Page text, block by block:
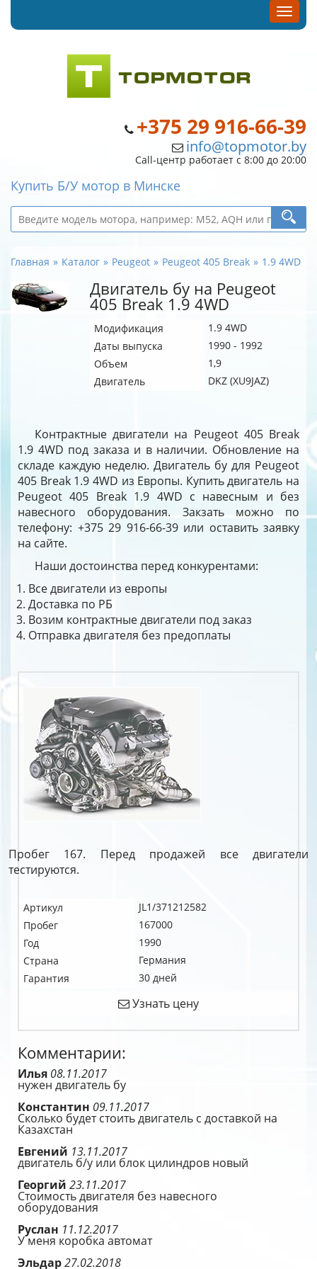
+375 29 916-66-39
info@topmotor.by
Call-центр работает с 8:00 до 20:00
Купить Б/У мотор в Минске
Главная Каталог Peugeot Peugeot 405 Break 1.9 4WD
Двигатель бу на Peugeot
405 Break 1.9 4WD
Модификация
1.9 4WD
Даты выпуска
1990 - 1992
Объем
1,9
Двигатель
DKZ (XU9JAZ)
Контрактные двигатели на Peugeot 405 Break
1.9 4WD под заказа и в наличии. Обновление на
складе каждую неделю. Двигатель бу для Peugeot
405 Break 1.9 4WD из Европы. Купить двигатель на
Peugeot 405 Break 1.9 4WD с навесным и без
навесного оборудования. Закзать можно по
телефону: +375 29 916-66-39 или оставить заявку
на сайте.
Наши достоинства перед конкурентами:
Все двигатели из европы
Доставка по РБ
Возим контрактные двигатели под заказ
Отправка двигателя без предоплаты
Пробег 167. Перед продажей все двигатели
тестируются.
Артикул
JL1/371212582
Пробег
167000
Год
1990
Страна
Германия
Гарантия
30 дней
Узнать цену
Комментарии:
Илья 08.11.2017
нужен двигатель бу
Константин 09.11.2017
Сколько будет стоить двигатель с доставкой на
Казахстан
Евгений 13.11.2017
двигатель б/у или блок цилиндров новый
Георгий 23.11.2017
Стоимость двигателя без навесного
оборудования
Руслан 11.12.2017
У меня коробка автомат
Эльдар27.02.2018